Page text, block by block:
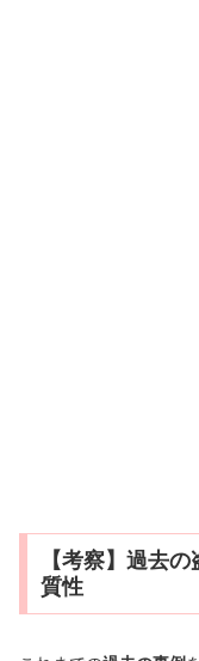
【考察】過去
質性